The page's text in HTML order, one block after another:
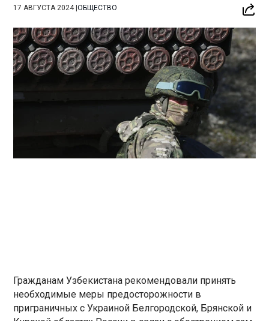
17 АВГУСТА 2024|ОБЩЕСТВО
Гражданам Узбекистана рекомендовали принять
необходимые меры предосторожности в
приграничных с Украиной Белгородской, Брянской и